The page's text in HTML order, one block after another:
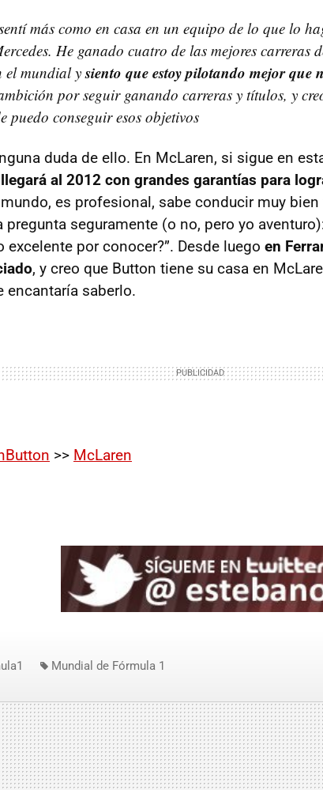
más como en casa en un equipo de lo que lo
He ganado cuatro de las mejores carreras
el mundial ysiento que estoy pilotando mejor que
por seguir ganando carreras y títulos, y
puedo conseguir esos objetivos
duda de ello. En McLaren, si sigue en
llegará al 2012 con grandes garantías para
es profesional, sabe conducir muy
pregunta seguramente (o no, pero yo
por conocer?”. Desde luego en
, y creo que Button tiene su casa en
encantaría saberlo.
>> McLaren
Mundial de Fórmula 1